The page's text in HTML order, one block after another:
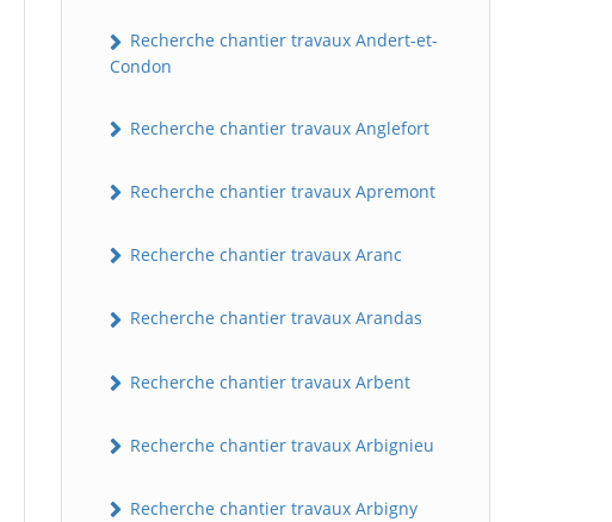
Recherche chantier travaux Andert-et-
Condon
Recherche chantier travaux Anglefort
Recherche chantier travaux Apremont
Recherche chantier travaux Aranc
Recherche chantier travaux Arandas
Recherche chantier travaux Arbent
Recherche chantier travaux Arbignieu
Recherche chantier travaux Arbigny